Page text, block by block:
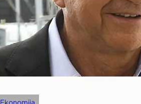
Ekonomija